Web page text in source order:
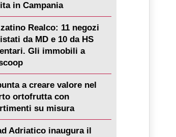
in Campania
Realco: 11 negozi
da MD e 10 da HS
Gli immobili a
a creare valore nel
ortofrutta con
su misura
Adriatico inaugura il